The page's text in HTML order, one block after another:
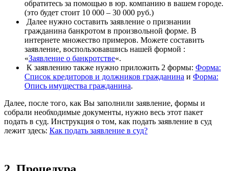
обратитесь за помощью в юр. компанию в вашем городе.
(это будет стоит 10 000 – 30 000 руб.)
Далее нужно составить заявление о признании
гражданина банкротом в произвольной форме. В
интернете множество примеров. Можете составить
заявление, воспользовавшись нашей формой :
«Заявление о банкротстве«.
К заявлению также нужно приложить 2 формы: Форма:
Список кредиторов и должников гражданина и Форма:
Опись имущества гражданина.
Далее, после того, как Вы заполнили заявление, формы и
собрали необходимые документы, нужно весь этот пакет
подать в суд. Инструкция о том, как подать заявление в суд
лежит здесь: Как подать заявление в суд?